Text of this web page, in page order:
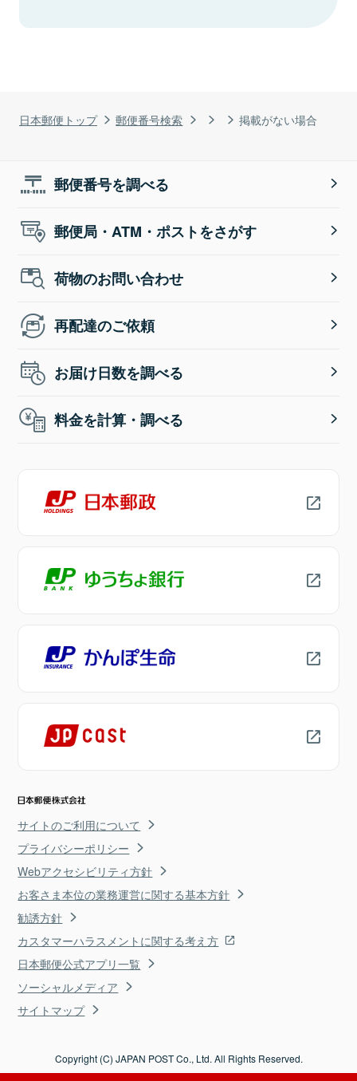
日本郵便トップ 郵便番号検索 掲載がない場合
郵便番号を調べる
郵便局・ATM・ポストをさがす
荷物のお問い合わせ
再配達のご依頼
お届け日数を調べる
料金を計算・調べる
サイトのご利用について
プライバシーポリシー
Webアクセシビリティ方針
お客さま本位の業務運営に関する基本方針
勧誘方針
カスタマーハラスメントに関する考え方
日本郵便公式アプリ一覧
ソーシャルメディア
サイトマップ
Copyright (C) JAPAN POST Co., Ltd. All Rights Reserved.